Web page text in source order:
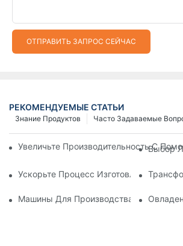
ОТПРАВИТЬ ЗАПРОС СЕЙЧАС
РЕКОМЕНДУЕМЫЕ СТАТЬИ
Часто Задаваемые
Знание Продуктов
Увеличьте Производительность С
Выбор
Ускорьте Процесс Изготовления
Машины Для Производства